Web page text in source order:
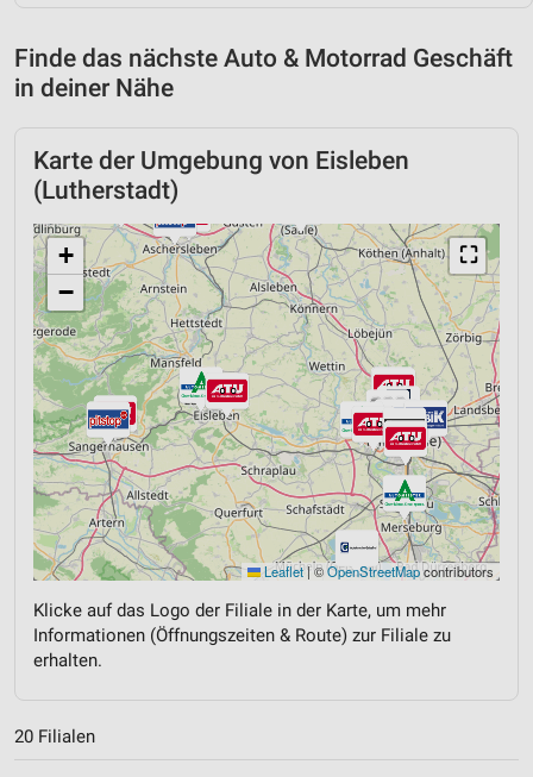
Finde das nächste Auto & Motorrad Geschäft
in deiner Nähe
Karte der Umgebung von Eisleben
(Lutherstadt)
⛶
+
−
Leaflet|©OpenStreetMapcontributors
Klicke auf das Logo der Filiale in der Karte, um mehr
Informationen (Öffnungszeiten & Route) zur Filiale zu
erhalten.
20 Filialen